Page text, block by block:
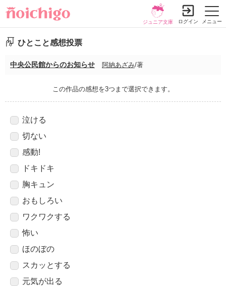
メニュー
ジュニア文庫 ログイン
ひとこと感想投票
中央公民館からのお知らせ 阿納あざみ/著
この作品の感想を3つまで選択できます。
泣ける
切ない
感動!
ドキドキ
胸キュン
おもしろい
ワクワクする
怖い
ほのぼの
スカッとする
元気が出る